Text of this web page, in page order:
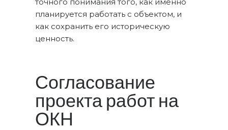
планируется работать с объектом, и
как сохранить его историческую
ценность.
Согласование
проекта работ на
ОКН